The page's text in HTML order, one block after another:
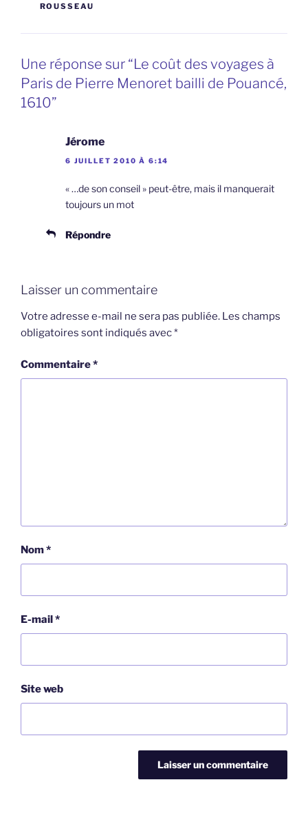
ROUSSEAU
Une réponse sur “Le coût des voyages à
Paris de Pierre Menoret bailli de Pouancé,
1610”
Jérome
6 JUILLET 2010 À 6:14
« …de son conseil » peut-être, mais il manquerait
toujours un mot
Répondre
Laisser un commentaire
Votre adresse e-mail ne sera pas publiée. Les champs
obligatoires sont indiqués avec*
Commentaire*
Nom*
E-mail*
Site web